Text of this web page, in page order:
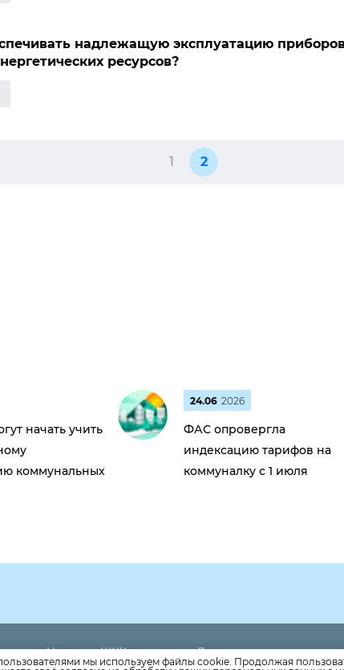
надлежащую эксплуатацию
ресурсов?
1 2
начать учить
коммунальных
24.06 2026
ФАС опровергла
индексацию тарифов на
коммуналку с 1 июля
Новости ЖКХ
Дома
мы используем файлы cookie. Продолжая